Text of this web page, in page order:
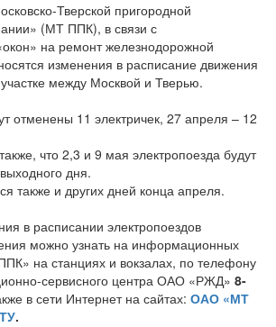
Тверской пригородной
(МТ ППК), в связи с
на ремонт железнодорожной
изменения в расписание движения
между Москвой и Тверью.
отменены 11 электричек, 27 апреля – 12
что 2,3 и 9 мая электропоезда будут
дня.
также и других дней конца апреля.
в расписании электропоездов
можно узнать на информационных
на станциях и вокзалах, по телефону
сервисного центра ОАО «РЖД» 8-
в сети Интернет на сайтах: ОАО «МТ
.